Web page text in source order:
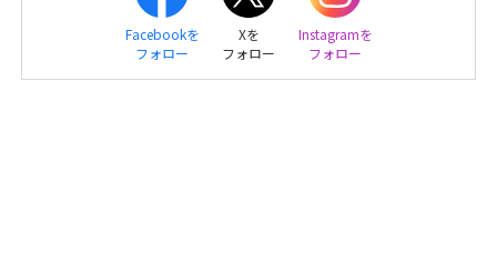
Facebookを
フォロー
Xを
フォロー
Instagramを
フォロー